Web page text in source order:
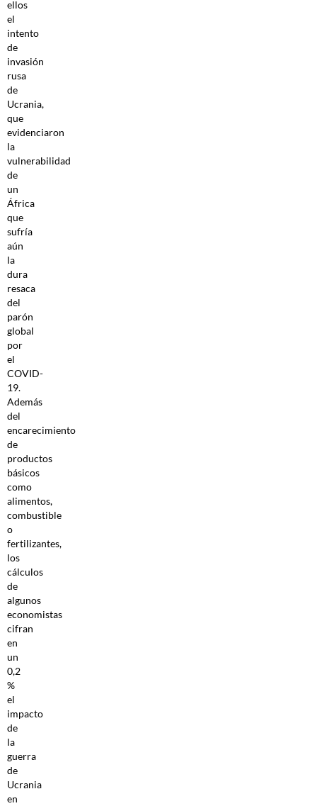
ellos
el
intento
de
invasión
rusa
de
Ucrania,
que
evidenciaron
la
vulnerabilidad
de
un
África
que
sufría
aún
la
dura
resaca
del
parón
global
por
el
COVID-
19.
Además
del
encarecimiento
de
productos
básicos
como
alimentos,
combustible
o
fertilizantes,
los
cálculos
de
algunos
economistas
cifran
en
un
0,2
%
el
impacto
de
la
guerra
de
Ucrania
en